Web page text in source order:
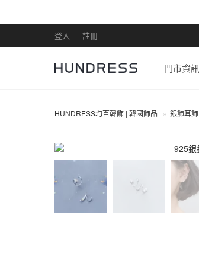
登入 註冊
門市資訊
HUNDRESS均百韓飾 | 韓國飾品 銀飾耳飾
全部商品